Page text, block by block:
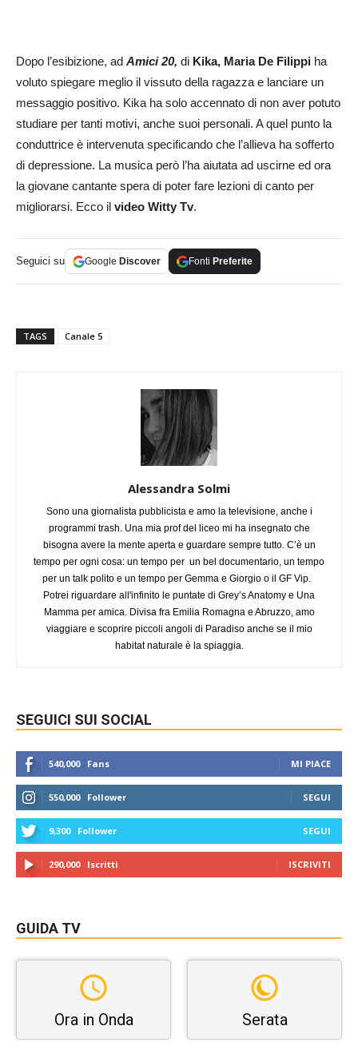
Dopo l’esibizione, ad Amici 20, di Kika, Maria De Filippi ha
voluto spiegare meglio il vissuto della ragazza e lanciare un
messaggio positivo. Kika ha solo accennato di non aver potuto
studiare per tanti motivi, anche suoi personali. A quel punto la
conduttrice è intervenuta specificando che l’allieva ha sofferto
di depressione. La musica però l’ha aiutata ad uscirne ed ora
la giovane cantante spera di poter fare lezioni di canto per
migliorarsi. Ecco il video Witty Tv.
Seguici su Google Discover Fonti Preferite
TAGS Canale 5
Alessandra Solmi
Sono una giornalista pubblicista e amo la televisione, anche i
programmi trash. Una mia prof del liceo mi ha insegnato che
bisogna avere la mente aperta e guardare sempre tutto. C’è un
tempo per ogni cosa: un tempo per un bel documentario, un tempo
per un talk polito e un tempo per Gemma e Giorgio o il GF Vip.
Potrei riguardare all'infinito le puntate di Grey’s Anatomy e Una
Mamma per amica. Divisa fra Emilia Romagna e Abruzzo, amo
viaggiare e scoprire piccoli angoli di Paradiso anche se il mio
habitat naturale è la spiaggia.
SEGUICI SUI SOCIAL
540,000 Fans MI PIACE
550,000 Follower SEGUI
9,300 Follower SEGUI
290,000 Iscritti ISCRIVITI
GUIDA TV
Ora in Onda Serata